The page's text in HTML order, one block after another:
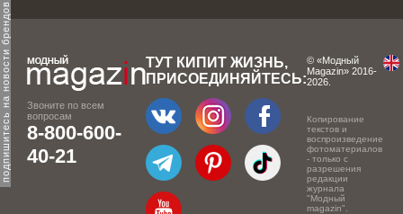
подпишитесь на новости брендов
Звоните по всем
вопросам
8-800-600-
40-21
ТУТ КИПИТ ЖИЗНЬ,
ПРИСОЕДИНЯЙТЕСЬ:
© «Модный
Magazin» 2016-
2026.
Копирование
текстов и
воспроизведение
фотоматериалов
- только с
разрешения
редакции
журнала
"Модный
magazin".